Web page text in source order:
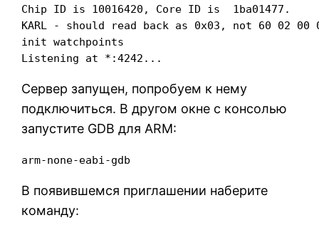
Chip ID is 10016420, Core ID is  1ba01477.
KARL - should read back as 0x03, not 60 02 00
init watchpoints
Listening at *:4242...
Сервер запущен, попробуем к нему
подключиться. В другом окне с консолью
запустите GDB для ARM:
arm-none-eabi-gdb
В появившемся приглашении наберите
команду: